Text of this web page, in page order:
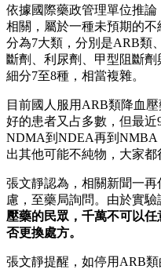
依據國際藥政管理單位推
相關，屬於一種未預期的
分為7大類，分別是ARB類
斷劑、利尿劑、甲型阻斷
細分7至8種，相當複雜。
目前國人服用ARB類降血
好的患者又占多數，但最
NDMA到NDEA再到NMBA
出其他可能不純物，大家都
張文靜認為，相關新聞一
慮，至藥局詢問。由於實驗
壓藥的民眾，千萬不可以
否更換處方。
張文靜提醒，如停用ARB類